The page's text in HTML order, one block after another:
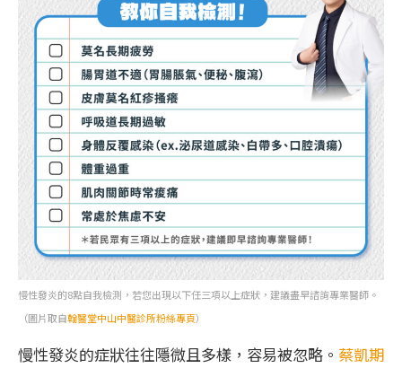
慢性發炎的8點自我檢測，若您出現以下任三項以上症狀，建議盡早諮詢專業醫師。
（圖片取自翰醫堂中山中醫診所粉絲專頁）
慢性發炎的症狀往往隱微且多樣，容易被忽略。 蔡凱期